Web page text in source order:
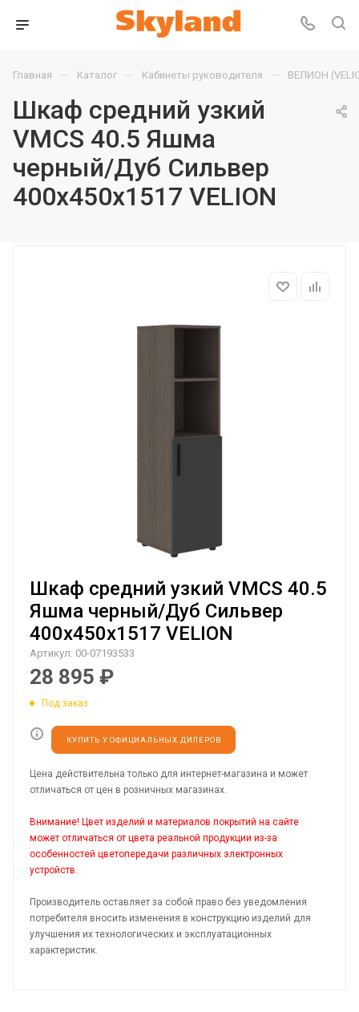
Главная — Каталог — Кабинеты руководителя — ВЕЛИОН
Шкаф средний узкий
VMCS 40.5 Яшма
черный/Дуб Сильвер
400х450х1517 VELION
Шкаф средний узкий VMCS 40.5
Яшма черный/Дуб Сильвер
400х450х1517 VELION
Артикул: 00-07193533
28 895 ₽
Под заказ
КУПИТЬ У ОФИЦИАЛЬНЫХ ДИЛЕРОВ
Цена действительна только для интернет-магазина и может
отличаться от цен в розничных магазинах.
Внимание! Цвет изделий и материалов покрытий на сайте
может отличаться от цвета реальной продукции из-за
особенностей цветопередачи различных электронных
устройств.
Производитель оставляет за собой право без уведомления
потребителя вносить изменения в конструкцию изделий для
улучшения их технологических и эксплуатационных
характеристик.